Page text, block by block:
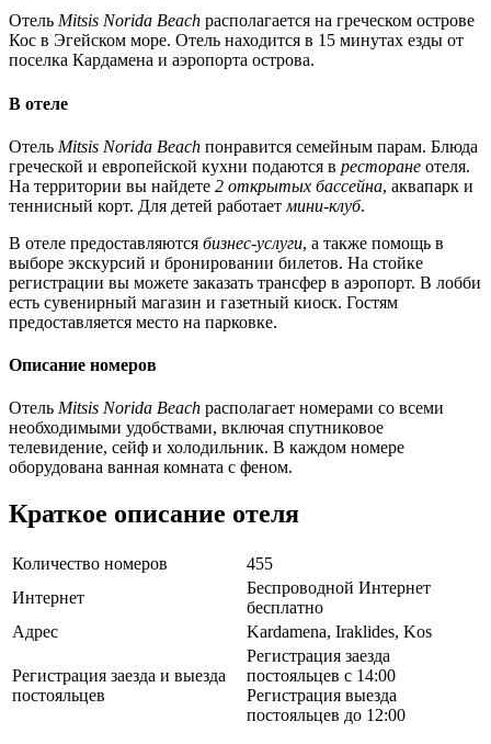
Отель Mitsis Norida Beach располагается на греческом острове
Кос в Эгейском море. Отель находится в 15 минутах езды от
поселка Кардамена и аэропорта острова.
В отеле
Отель Mitsis Norida Beach понравится семейным парам. Блюда
греческой и европейской кухни подаются в ресторане отеля.
На территории вы найдете 2 открытых бассейна, аквапарк и
теннисный корт. Для детей работает мини-клуб.
В отеле предоставляются бизнес-услуги, а также помощь в
выборе экскурсий и бронировании билетов. На стойке
регистрации вы можете заказать трансфер в аэропорт. В лобби
есть сувенирный магазин и газетный киоск. Гостям
предоставляется место на парковке.
Описание номеров
Отель Mitsis Norida Beach располагает номерами со всеми
необходимыми удобствами, включая спутниковое
телевидение, сейф и холодильник. В каждом номере
оборудована ванная комната с феном.
Краткое описание отеля
Количество номеров
455
Интернет
Беспроводной Интернет
бесплатно
Адрес
Kardamena, Iraklides, Kos
Регистрация заезда и выезда
постояльцев
Регистрация заезда
постояльцев с 14:00
Регистрация выезда
постояльцев до 12:00